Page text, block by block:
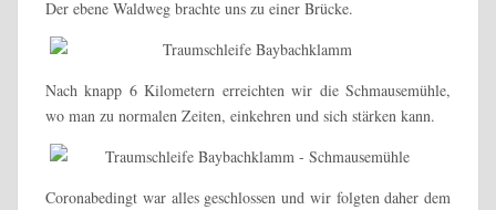
Der ebene Waldweg brachte uns zu einer Brücke.
Nach knapp 6 Kilometern erreichten wir die Schmausemühle,
wo man zu normalen Zeiten, einkehren und sich stärken kann.
Coronabedingt war alles geschlossen und wir folgten daher dem